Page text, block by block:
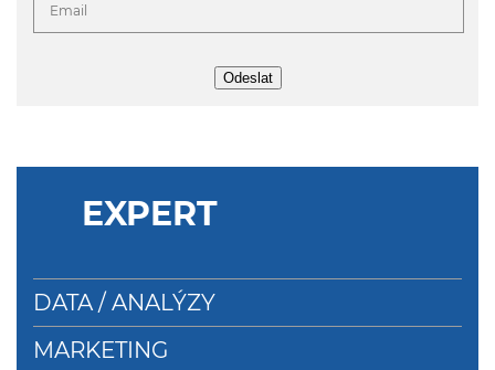
Odeslat
EXPERT
DATA / ANALÝZY
MARKETING